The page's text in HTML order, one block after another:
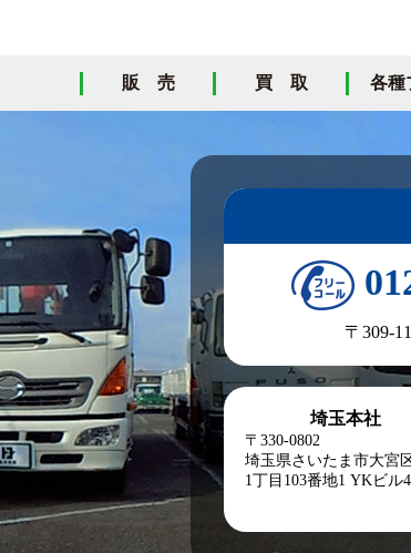
販 売 買 取 各種
〒309-
埼玉本社
〒330-0802
埼玉県さいたま市大宮
1丁目103番地1 YKビル